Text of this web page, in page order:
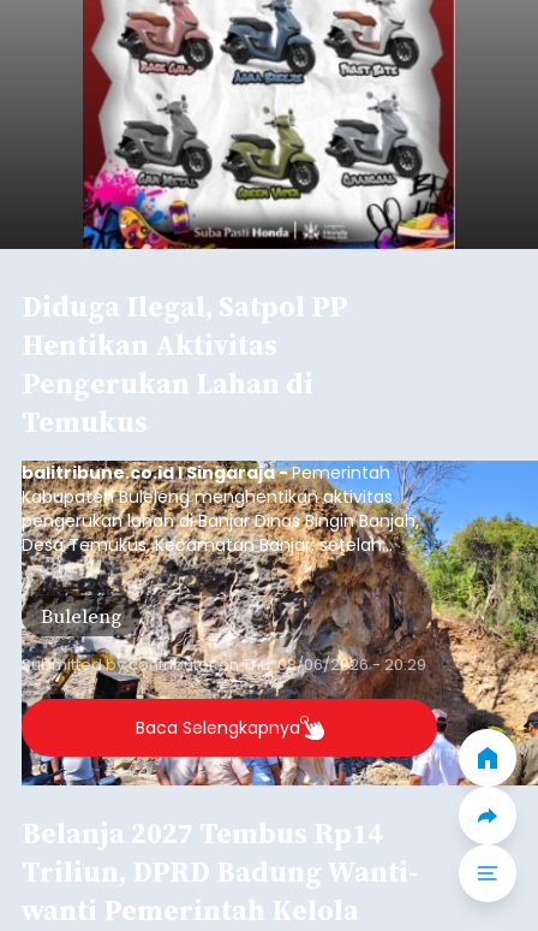
Diduga Ilegal, Satpol PP
Hentikan Aktivitas
Pengerukan Lahan di
Temukus
balitribune.co.id I Singaraja -Pemerintah
Kabupaten Buleleng menghentikan aktivitas
pengerukan lahan di Banjar Dinas Bingin Banjah,
Desa Temukus, Kecamatan Banjar, setelah
ditemukan indikasi kegiatan pengambilan
material yang tidak sesuai dengan peruntukan
kawasan.
Buleleng
Submitted bycontributoronThu, 08/06/2026 - 20:29
Baca Selengkapnya
Belanja 2027 Tembus Rp14
Triliun, DPRD Badung Wanti-
wanti Pemerintah Kelola